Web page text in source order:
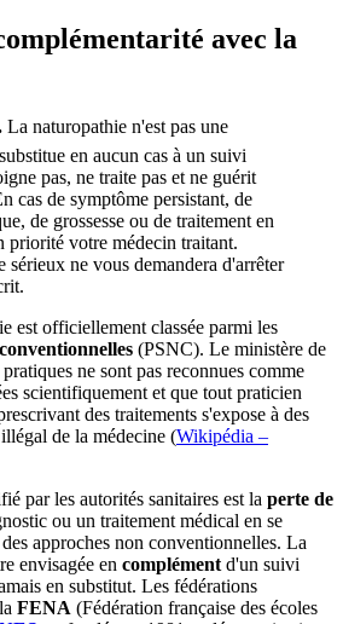
avec la
La naturopathie n'est pas une
en aucun cas à un suivi
pas, ne traite pas et ne guérit
cas de symptôme persistant, de
de grossesse ou de traitement en
priorité votre médecin traitant.
sérieux ne vous demandera d'arrêter
est officiellement classée parmi les
(PSNC). Le ministère de
ne sont pas reconnues comme
scientifiquement et que tout praticien
des traitements s'expose à des
de la médecine (Wikipédia –
par les autorités sanitaires est la perte de
ou un traitement médical en se
approches non conventionnelles. La
envisagée en complément d'un suivi
en substitut. Les fédérations
FENA (Fédération française des écoles